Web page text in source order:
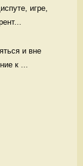
игре,
и вне
к ...